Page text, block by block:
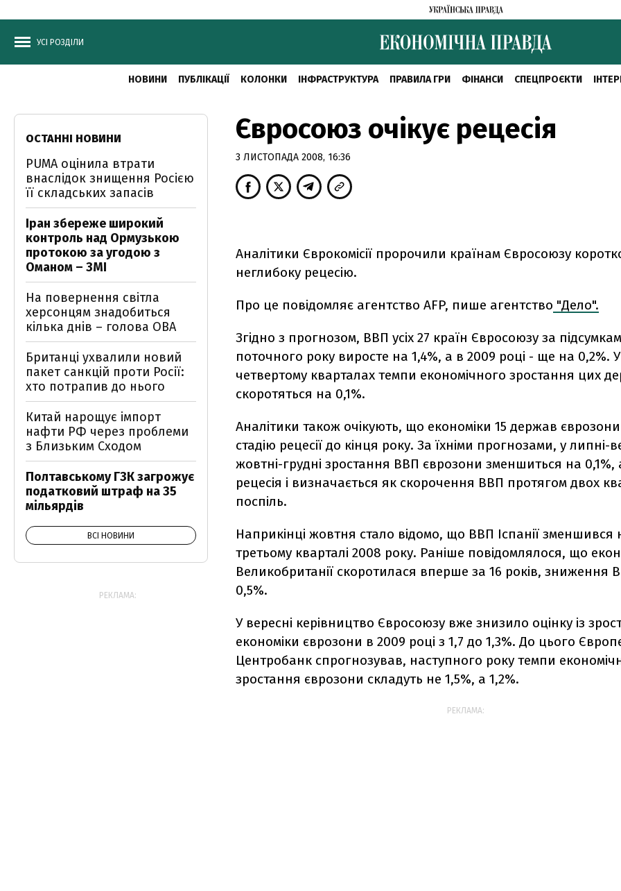
УСІ РОЗДІЛИ
НОВИНИ ПУБЛІКАЦІЇ КОЛОНКИ ІНФРАСТРУКТУРА ПРАВИЛА ГРИ ФІНАНСИ СПЕЦПРОЄКТИ
Євросоюз очікує рецесія
3 ЛИСТОПАДА 2008, 16:36
Аналітики Єврокомісії пророчили країнам Євросоюзу
неглибоку рецесію.
Про це повідомляє агентство AFP, пише агентство "Дело".
Згідно з прогнозом, ВВП усіх 27 країн Євросоюзу за
поточного року виросте на 1,4%, а в 2009 році - ще на 0,2%. У
четвертому кварталах темпи економічного зростання цих
скоротяться на 0,1%.
Аналітики також очікують, що економіки 15 держав єврозони
стадію рецесії до кінця року. За їхніми прогнозами, у липні-
жовтні-грудні зростання ВВП єврозони зменшиться на 0,1%,
рецесія і визначається як скорочення ВВП протягом двох
поспіль.
Наприкінці жовтня стало відомо, що ВВП Іспанії зменшився
третьому кварталі 2008 року. Раніше повідомлялося, що
Великобританії скоротилася вперше за 16 років, зниження
0,5%.
У вересні керівництво Євросоюзу вже знизило оцінку із
економіки єврозони в 2009 році з 1,7 до 1,3%. До цього
Центробанк спрогнозував, наступного року темпи
зростання єврозони складуть не 1,5%, а 1,2%.
РЕКЛАМА:
ОСТАННІ НОВИНИ
PUMA оцінила втрати
внаслідок знищення Росією
її складських запасів
Іран збереже широкий
контроль над Ормузькою
протокою за угодою з
Оманом – ЗМІ
На повернення світла
херсонцям знадобиться
кілька днів – голова ОВА
Британці ухвалили новий
пакет санкцій проти Росії:
хто потрапив до нього
Китай нарощує імпорт
нафти РФ через проблеми
з Близьким Сходом
Полтавському ГЗК загрожує
податковий штраф на 35
мільярдів
ВСІ НОВИНИ
РЕКЛАМА: